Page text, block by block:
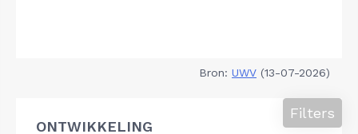
Bron: UWV (13-07-2026)
ONTWIKKELING
Filters